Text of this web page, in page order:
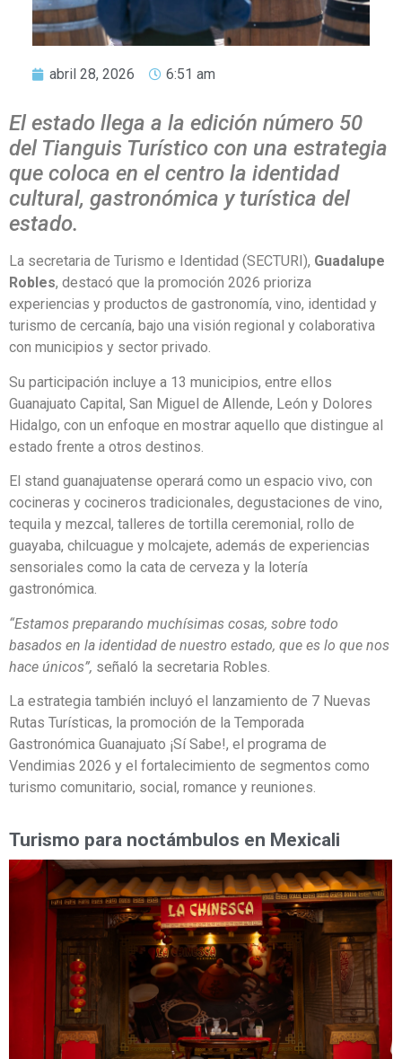
abril 28, 2026 6:51 am
El estado llega a la edición número 50
del Tianguis Turístico con una estrategia
que coloca en el centro la identidad
cultural, gastronómica y turística del
estado.
La secretaria de Turismo e Identidad (SECTURI), Guadalupe
Robles, destacó que la promoción 2026 prioriza
experiencias y productos de gastronomía, vino, identidad y
turismo de cercanía, bajo una visión regional y colaborativa
con municipios y sector privado.
Su participación incluye a 13 municipios, entre ellos
Guanajuato Capital, San Miguel de Allende, León y Dolores
Hidalgo, con un enfoque en mostrar aquello que distingue al
estado frente a otros destinos.
El stand guanajuatense operará como un espacio vivo, con
cocineras y cocineros tradicionales, degustaciones de vino,
tequila y mezcal, talleres de tortilla ceremonial, rollo de
guayaba, chilcuague y molcajete, además de experiencias
sensoriales como la cata de cerveza y la lotería
gastronómica.
“Estamos preparando muchísimas cosas, sobre todo
basados en la identidad de nuestro estado, que es lo que nos
hace únicos”, señaló la secretaria Robles.
La estrategia también incluyó el lanzamiento de 7 Nuevas
Rutas Turísticas, la promoción de la Temporada
Gastronómica Guanajuato ¡Sí Sabe!, el programa de
Vendimias 2026 y el fortalecimiento de segmentos como
turismo comunitario, social, romance y reuniones.
Turismo para noctámbulos en Mexicali